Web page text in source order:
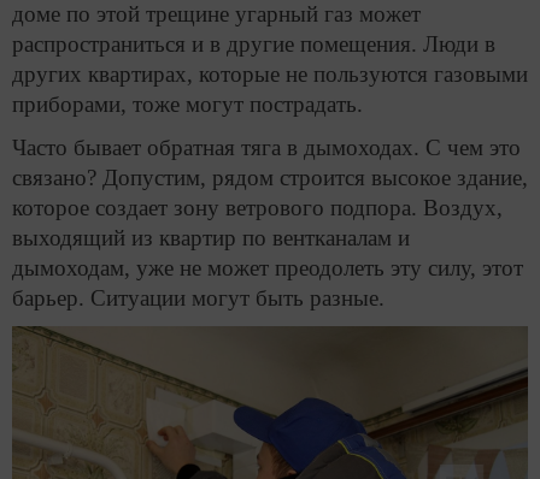
доме по этой трещине угарный газ может
распространиться и в другие помещения. Люди в
других квартирах, которые не пользуются газовыми
приборами, тоже могут пострадать.
Часто бывает обратная тяга в дымоходах. С чем это
связано? Допустим, рядом строится высокое здание,
которое создает зону ветрового подпора. Воздух,
выходящий из квартир по вентканалам и
дымоходам, уже не может преодолеть эту силу, этот
барьер. Ситуации могут быть разные.